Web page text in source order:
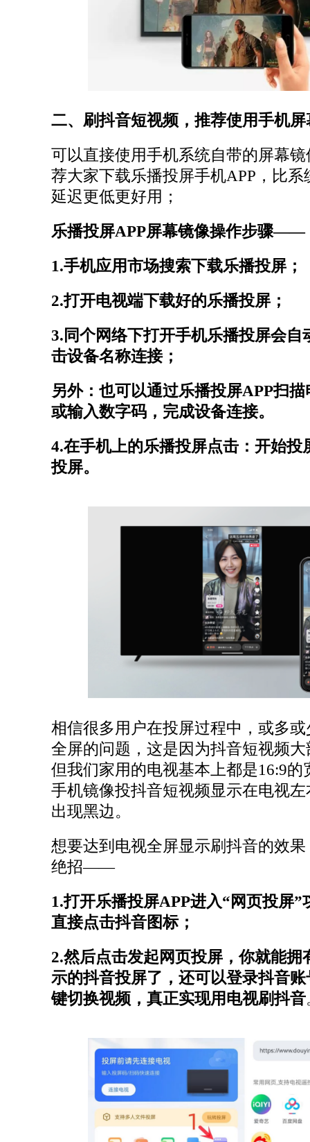
二、刷抖音短视频，推荐使用手机屏
可以直接使用手机系统自带的屏幕
荐大家下载乐播投屏手机APP，比
延迟更低更好用；
乐播投屏APP屏幕镜像操作步骤——
1.手机应用市场搜索下载乐播投屏；
2.打开电视端下载好的乐播投屏；
3.同个网络下打开手机乐播投屏会自
击设备名称连接；
另外：也可以通过乐播投屏APP扫
或输入数字码，完成设备连接。
4.在手机上的乐播投屏点击：开始投
投屏。
相信很多用户在投屏过程中，或多
全屏的问题，这是因为抖音短视频
但我们家用的电视基本上都是16:9的
手机镜像投抖音短视频显示在电视
出现黑边。
想要达到电视全屏显示刷抖音的效
绝招——
1.打开乐播投屏APP进入“网页投屏”
直接点击抖音图标；
2.然后点击发起网页投屏，你就能拥
示的抖音投屏了，还可以登录抖音
键切换视频，真正实现用电视刷抖音